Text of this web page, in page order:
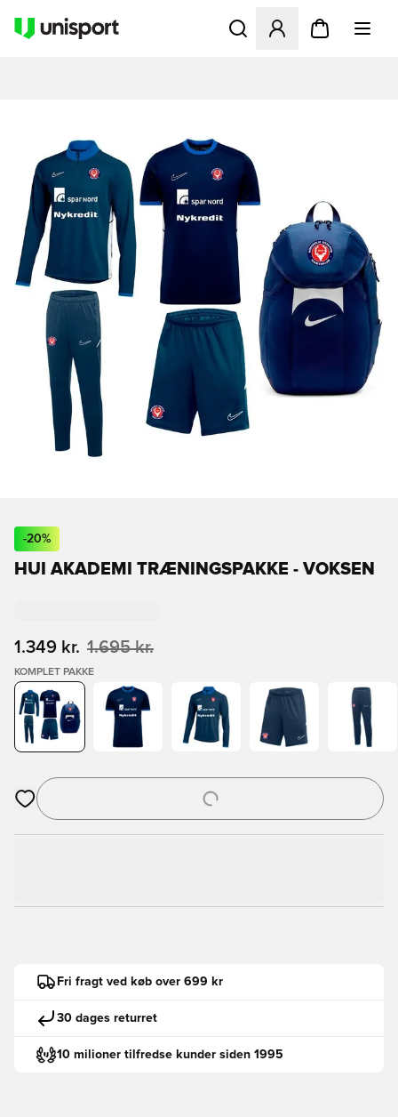
Åbner en Modal til at
-20%
HUI AKADEMI TRÆNINGSPAKKE - VOKSEN
1.349 kr. 1.695 kr.
KOMPLET PAKKE
Åbner en Modal til at logge ind eller tilmelde dig som medlem
Fri fragt ved køb over 699 kr
30 dages returret
10 milioner tilfredse kunder siden 1995